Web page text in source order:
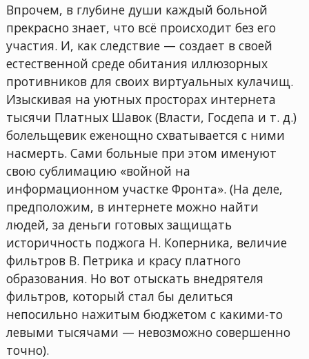
Впрочем, в глубине души каждый больной
прекрасно знает, что всё происходит без его
участия. И, как следствие — создает в своей
естественной среде обитания иллюзорных
противников для своих виртуальных кулачищ.
Изыскивая на уютных просторах интернета
тысячи Платных Шавок (Власти, Госдепа и т. д.)
болельщевик еженощно схватывается с ними
насмерть. Сами больные при этом именуют
свою сублимацию «войной на
информационном участке Фронта». (На деле,
предположим, в интернете можно найти
людей, за деньги готовых защищать
историчность поджога Н. Коперника, величие
фильтров В. Петрика и красу платного
образования. Но вот отыскать внедрятеля
фильтров, который стал бы делиться
непосильно нажитым бюджетом с какими-то
левыми тысячами — невозможно совершенно
точно).